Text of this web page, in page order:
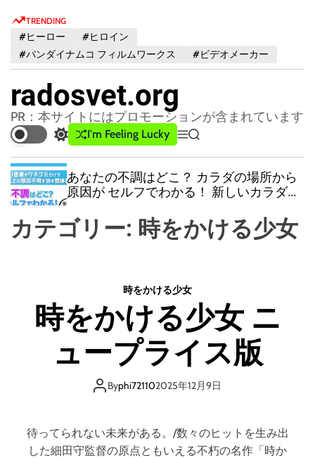
TRENDING
#ヒーロー
#ヒロイン
#バンダイナムコ フィルムワークス
#ビデオメーカー
radosvet.org
PR：本サイトにはプロモーションが含まれています
S
w
i
t
c
c
o
o
d
I'm Feeling Lucky
M
e
u
S
e
c
あなたの不調はどこ？ カラダの場所から
原因が セルフでわかる！ 新しいカラダの
カテゴリー: 時をかける少女
時をかける少女
時をかける少女 ニ
ュープライス版
Byphi721102025年12月9日
待ってられない未来がある。/数々のヒットを生み出
した細田守監督の原点ともいえる不朽の名作「時か